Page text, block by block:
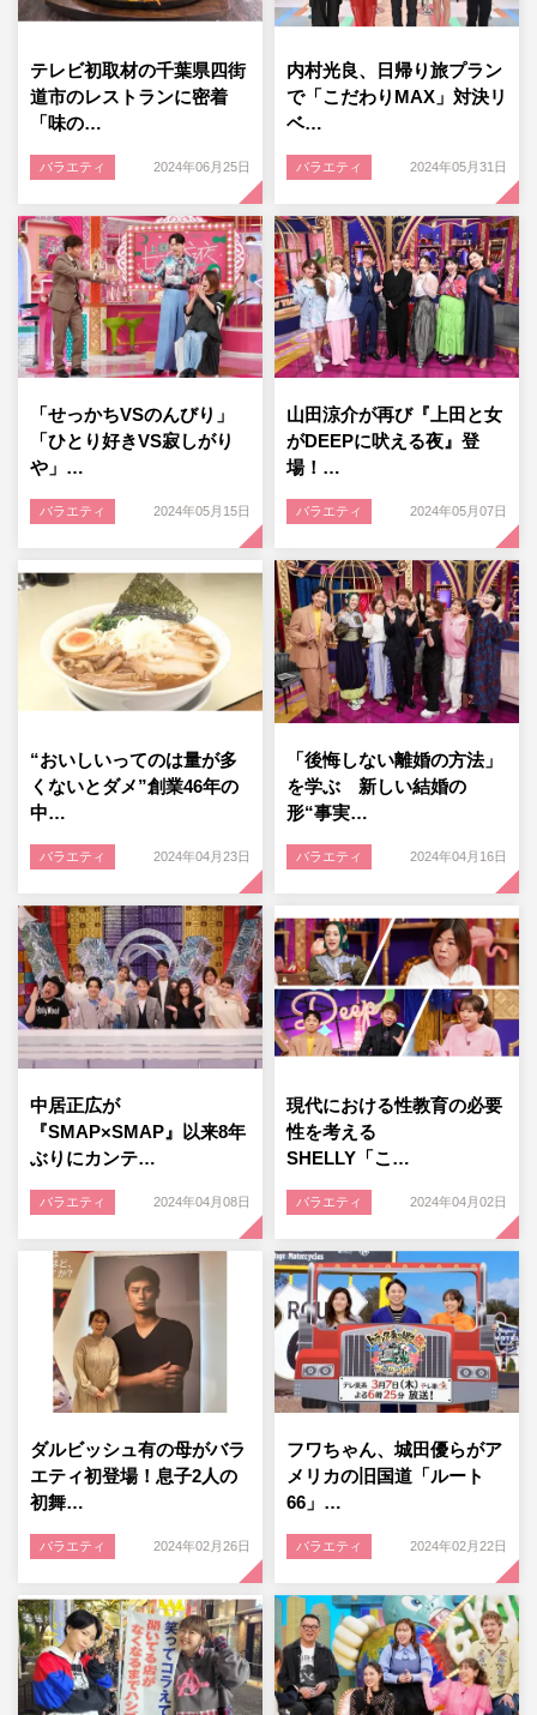
テレビ初取材の千葉県四街
道市のレストランに密着
「味の…
バラエティ 2024年06月25日
内村光良、日帰り旅プラン
で「こだわりMAX」対決リ
ベ…
バラエティ 2024年05月31日
「せっかちVSのんびり」
「ひとり好きVS寂しがり
や」…
バラエティ 2024年05月15日
山田涼介が再び『上田と女
がDEEPに吠える夜』登
場！…
バラエティ 2024年05月07日
“おいしいってのは量が多
くないとダメ”創業46年の
中…
バラエティ 2024年04月23日
「後悔しない離婚の方法」
を学ぶ 新しい結婚の
形“事実…
バラエティ 2024年04月16日
中居正広が
『SMAP×SMAP』以来8年
ぶりにカンテ…
バラエティ 2024年04月08日
現代における性教育の必要
性を考える
SHELLY「こ…
バラエティ 2024年04月02日
ダルビッシュ有の母がバラ
エティ初登場！息子2人の
初舞…
バラエティ 2024年02月26日
フワちゃん、城田優らがア
メリカの旧国道「ルート
66」…
バラエティ 2024年02月22日